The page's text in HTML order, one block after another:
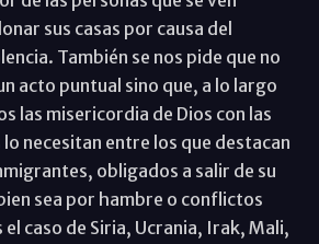
sus casas por causa del
También se nos pide que no
acto puntual sino que, a lo largo
las misericordia de Dios con las
necesitan entre los que destacan
obligados a salir de su
sea por hambre o conflictos
caso de Siria, Ucrania, Irak, Mali,